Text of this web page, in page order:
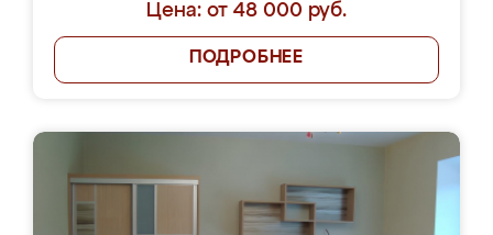
Цена: от 48 000 руб.
ПОДРОБНЕЕ